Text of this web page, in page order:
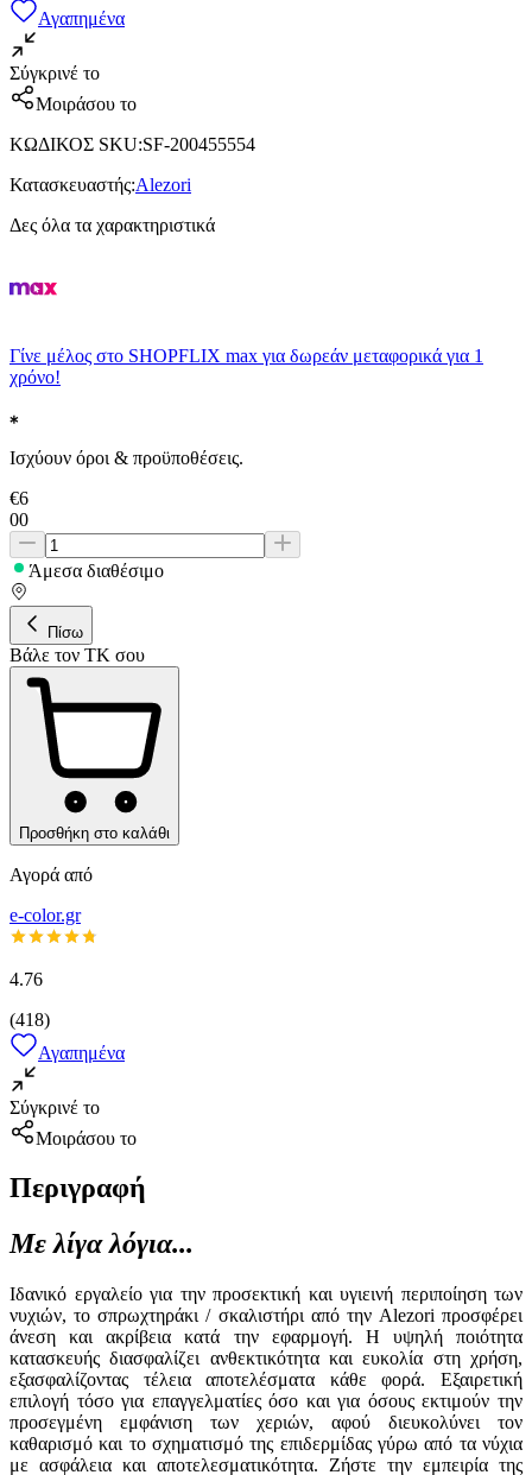
Αγαπημένα
Σύγκρινέ το
Μοιράσου το
ΚΩΔΙΚΟΣ SKU:SF-200455554
Κατασκευαστής:Alezori
Δες όλα τα χαρακτηριστικά
Γίνε μέλος στο SHOPFLIX max για δωρεάν μεταφορικά για 1
χρόνο!
Ισχύουν όροι & προϋποθέσεις.
€6
00
Άμεσα διαθέσιμο
Πίσω
Βάλε τον ΤΚ σου
Προσθήκη στο καλάθι
Αγορά από
e-color.gr
4.76
(418)
Αγαπημένα
Σύγκρινέ το
Μοιράσου το
Περιγραφή
Με λίγα λόγια...
Ιδανικό εργαλείο για την προσεκτική και υγιεινή περιποίηση των
νυχιών, το σπρωχτηράκι / σκαλιστήρι από την Alezori προσφέρει
άνεση και ακρίβεια κατά την εφαρμογή. Η υψηλή ποιότητα
κατασκευής διασφαλίζει ανθεκτικότητα και ευκολία στη χρήση,
εξασφαλίζοντας τέλεια αποτελέσματα κάθε φορά. Εξαιρετική
επιλογή τόσο για επαγγελματίες όσο και για όσους εκτιμούν την
προσεγμένη εμφάνιση των χεριών, αφού διευκολύνει τον
καθαρισμό και το σχηματισμό της επιδερμίδας γύρω από τα νύχια
με ασφάλεια και αποτελεσματικότητα. Ζήστε την εμπειρία της